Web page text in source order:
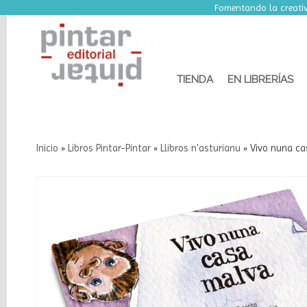
Fomentando la
TIENDA EN LIBRERÍAS
Marcas
Inicio » Libros Pintar-Pintar» Llibros n'asturianu » Vivo nuna